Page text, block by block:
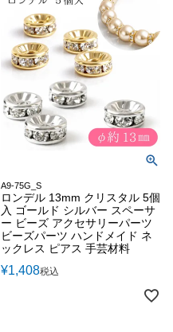
A9-75G_S
ロンデル 13mm クリスタル 5個
入 ゴールド シルバー スペーサ
ー ビーズ アクセサリーパーツ
ビーズパーツ ハンドメイド ネ
ックレス ピアス 手芸材料
¥1,408税込